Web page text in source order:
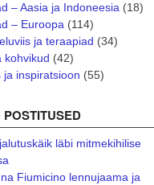
– Aasia ja Indoneesia(18)
– Euroopa(114)
ja teraapiad (34)
kohvikud (42)
ja inspiratsioon (55)
läbi mitmekihilise
Fiumicino lennujaama ja